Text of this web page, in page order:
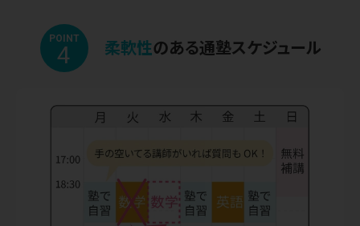
POINT
4 柔軟性のある通塾スケジュール